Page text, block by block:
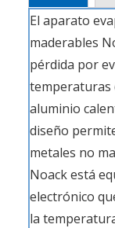
El aparato
maderables
pérdida por
temperaturas
aluminio
diseño
metales no
Noack está
electrónico
la